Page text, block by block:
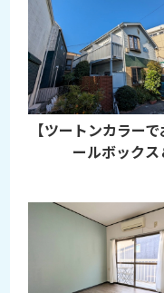
【ツートンカラー
ールボックス